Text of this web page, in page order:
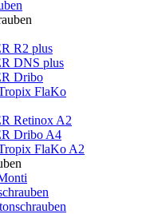
R2 plus
DNS plus
Dribo
FlaKo
Retinox A2
Dribo A4
FlaKo A2